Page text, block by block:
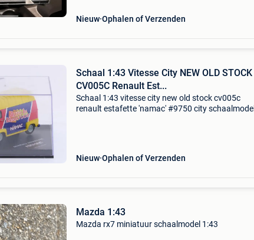
Nieuw Ophalen of Verzenden
Schaal 1:43 Vitesse City NEW OLD STOCK
CV005C Renault Est...
Schaal 1:43 vitesse city new old stock cv005c
renault estafette 'namac' #9750 city schaalmodel
Nieuw Ophalen of Verzenden
Mazda 1:43
Mazda rx7 miniatuur schaalmodel 1:43